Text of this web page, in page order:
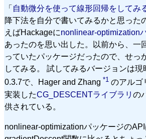
「 自動微分を使って線形回帰をしてみ
降下法を自分で書いてみるかと思った
えばHackageにnonlinear-optimization
あったのを思い出した。以前から、一
っていたパッケージだったので、せっ
してみる。 試してみるバージョンは
0.3.7で、Hager and Zhang *1 のアルゴ
実装したCG_DESCENTライブラリ の
供されている。
nonlinear-optimizationパッケージの